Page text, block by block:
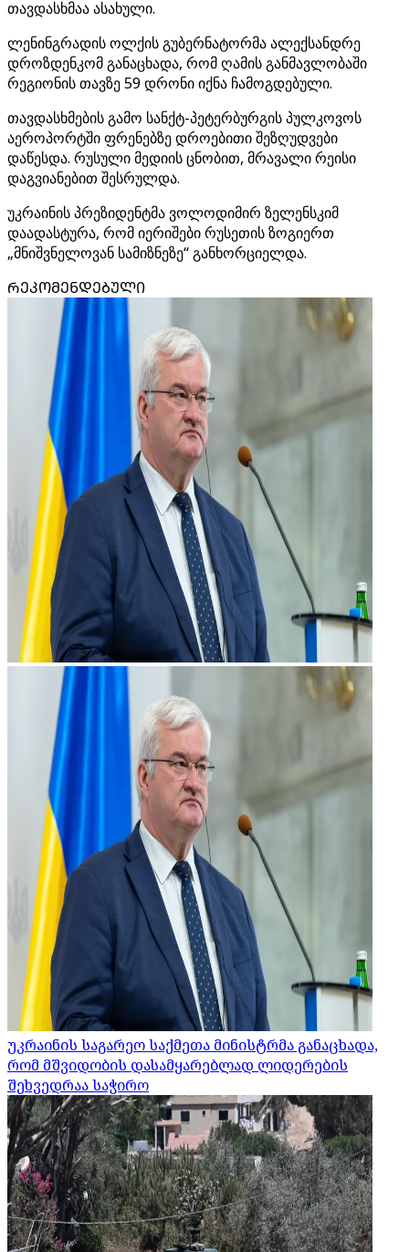
თავდასხმაა ასახული.
ლენინგრადის ოლქის გუბერნატორმა ალექსანდრე
დროზდენკომ განაცხადა, რომ ღამის განმავლობაში
რეგიონის თავზე 59 დრონი იქნა ჩამოგდებული.
თავდასხმების გამო სანქტ-პეტერბურგის პულკოვოს
აეროპორტში ფრენებზე დროებითი შეზღუდვები
დაწესდა. რუსული მედიის ცნობით, მრავალი რეისი
დაგვიანებით შესრულდა.
უკრაინის პრეზიდენტმა ვოლოდიმირ ზელენსკიმ
დაადასტურა, რომ იერიშები რუსეთის ზოგიერთ
„მნიშვნელოვან სამიზნეზე“ განხორციელდა.
ᲠᲔᲙᲝᲛᲔᲜᲓᲔᲑᲣᲚᲘ
უკრაინის საგარეო საქმეთა მინისტრმა განაცხადა,
რომ მშვიდობის დასამყარებლად ლიდერების
შეხვედრაა საჭირო